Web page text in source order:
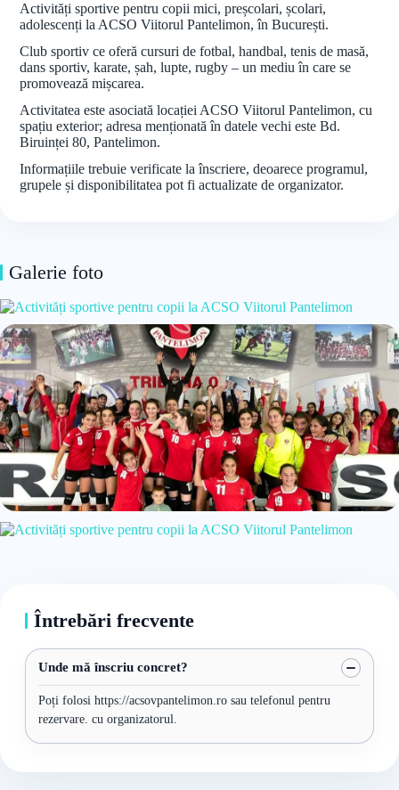
Activități sportive pentru copii mici, preșcolari, școlari,
adolescenți la ACSO Viitorul Pantelimon, în București.
Club sportiv ce oferă cursuri de fotbal, handbal, tenis de masă,
dans sportiv, karate, șah, lupte, rugby – un mediu în care se
promovează mișcarea.
Activitatea este asociată locației ACSO Viitorul Pantelimon, cu
spațiu exterior; adresa menționată în datele vechi este Bd.
Biruinței 80, Pantelimon.
Informațiile trebuie verificate la înscriere, deoarece programul,
grupele și disponibilitatea pot fi actualizate de organizator.
Galerie foto
Întrebări frecvente
Unde mă înscriu concret?
Poți folosi https://acsovpantelimon.ro sau telefonul pentru
rezervare. cu organizatorul.